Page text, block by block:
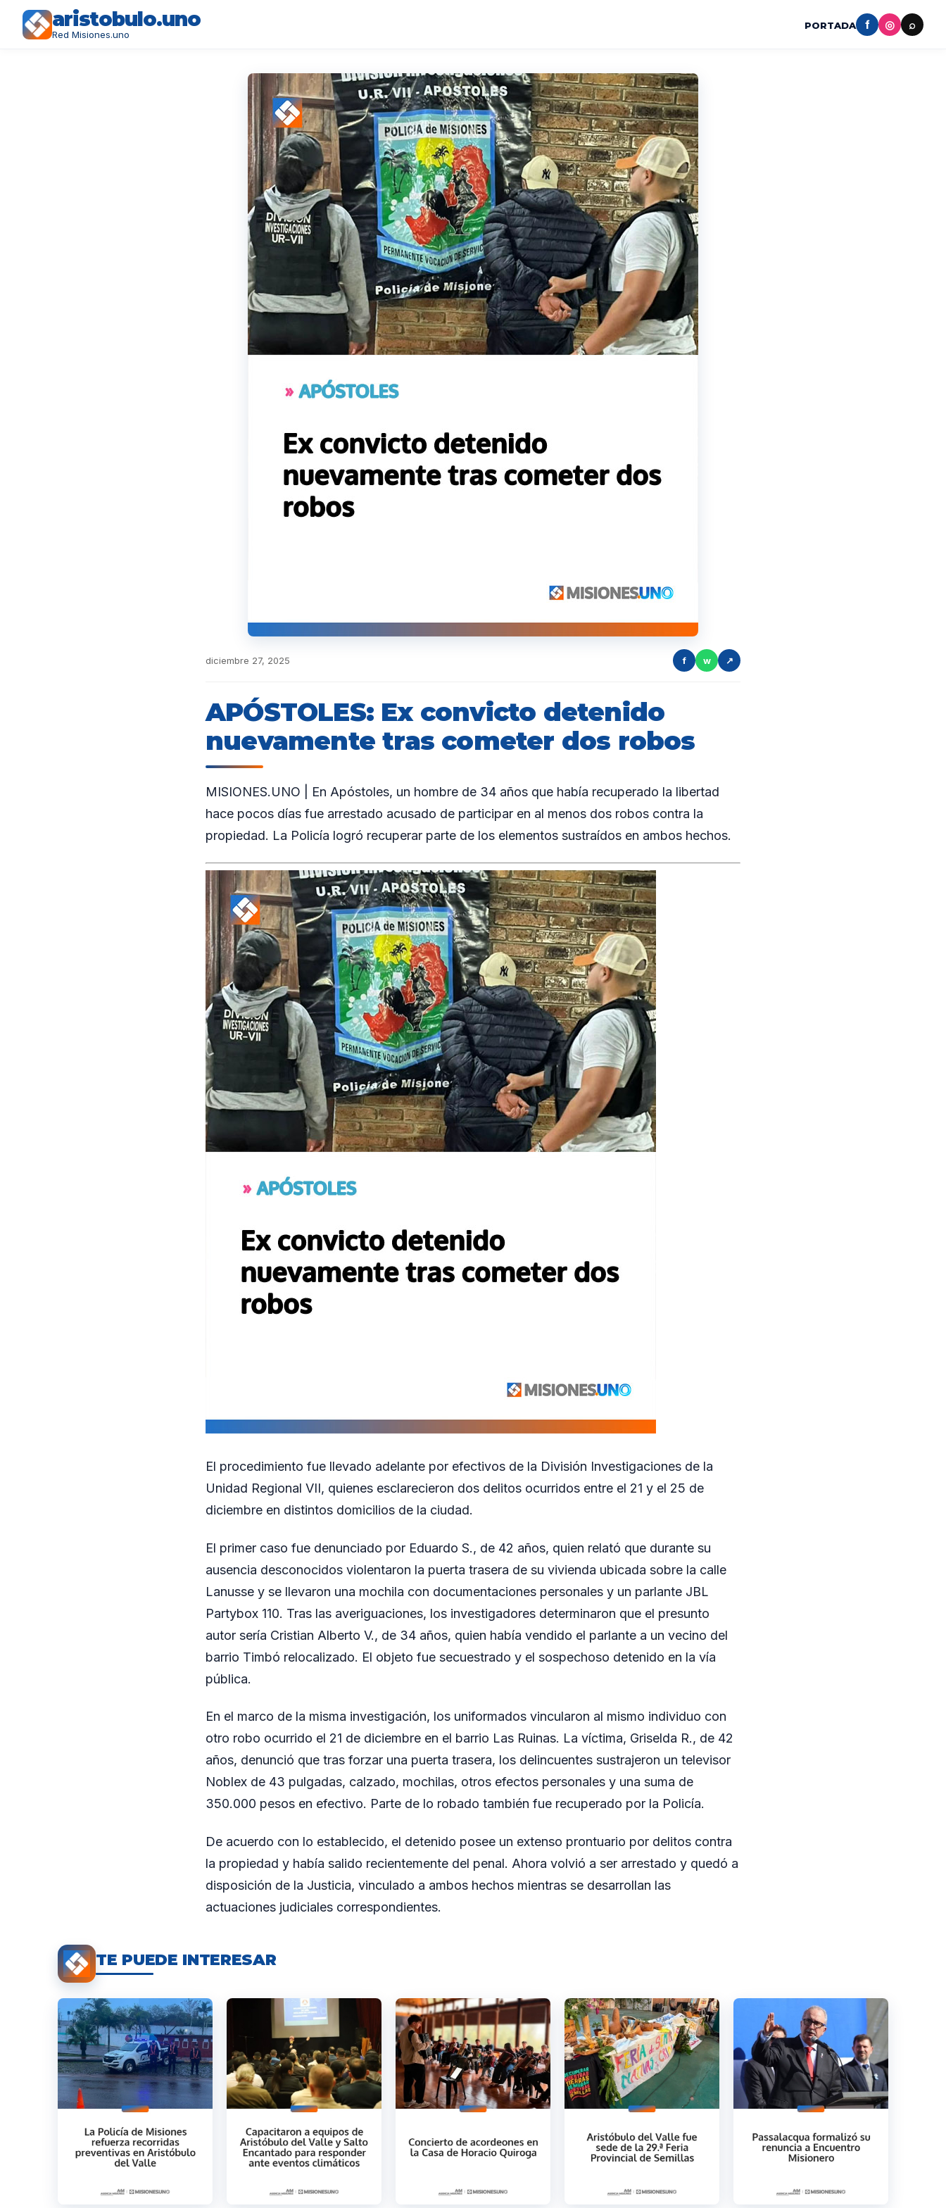
aristobulo.uno
Red Misiones.uno
PORTADA f ◎ ⌕
diciembre 27, 2025 f w ↗
APÓSTOLES: Ex convicto detenido
nuevamente tras cometer dos robos
MISIONES.UNO | En Apóstoles, un hombre de 34 años que había recuperado la libertad
hace pocos días fue arrestado acusado de participar en al menos dos robos contra la
propiedad. La Policía logró recuperar parte de los elementos sustraídos en ambos hechos.
El procedimiento fue llevado adelante por efectivos de la División Investigaciones de la
Unidad Regional VII, quienes esclarecieron dos delitos ocurridos entre el 21 y el 25 de
diciembre en distintos domicilios de la ciudad.
El primer caso fue denunciado por Eduardo S., de 42 años, quien relató que durante su
ausencia desconocidos violentaron la puerta trasera de su vivienda ubicada sobre la calle
Lanusse y se llevaron una mochila con documentaciones personales y un parlante JBL
Partybox 110. Tras las averiguaciones, los investigadores determinaron que el presunto
autor sería Cristian Alberto V., de 34 años, quien había vendido el parlante a un vecino del
barrio Timbó relocalizado. El objeto fue secuestrado y el sospechoso detenido en la vía
pública.
En el marco de la misma investigación, los uniformados vincularon al mismo individuo con
otro robo ocurrido el 21 de diciembre en el barrio Las Ruinas. La víctima, Griselda R., de 42
años, denunció que tras forzar una puerta trasera, los delincuentes sustrajeron un televisor
Noblex de 43 pulgadas, calzado, mochilas, otros efectos personales y una suma de
350.000 pesos en efectivo. Parte de lo robado también fue recuperado por la Policía.
De acuerdo con lo establecido, el detenido posee un extenso prontuario por delitos contra
la propiedad y había salido recientemente del penal. Ahora volvió a ser arrestado y quedó a
disposición de la Justicia, vinculado a ambos hechos mientras se desarrollan las
actuaciones judiciales correspondientes.
TE PUEDE INTERESAR